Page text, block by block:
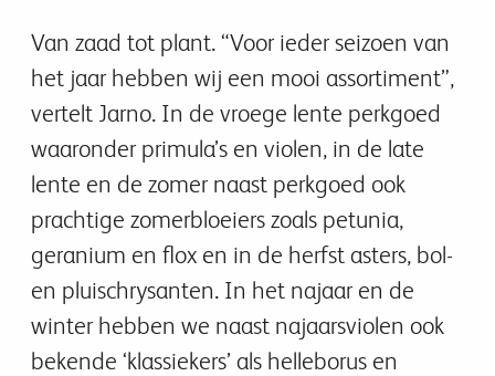
Van zaad tot plant. “Voor ieder seizoen van
het jaar hebben wij een mooi assortiment”,
vertelt Jarno. In de vroege lente perkgoed
waaronder primula’s en violen, in de late
lente en de zomer naast perkgoed ook
prachtige zomerbloeiers zoals petunia,
geranium en flox en in de herfst asters, bol-
en pluischrysanten. In het najaar en de
winter hebben we naast najaarsviolen ook
bekende ‘klassiekers’ als helleborus en